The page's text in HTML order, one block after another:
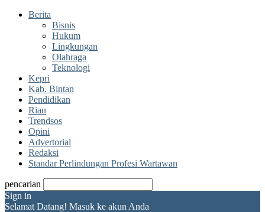
Berita
Bisnis
Hukum
Lingkungan
Olahraga
Teknologi
Kepri
Kab. Bintan
Pendidikan
Riau
Trendsos
Opini
Advertorial
Redaksi
Standar Perlindungan Profesi Wartawan
pencarian
Sign in
Selamat Datang! Masuk ke akun Anda